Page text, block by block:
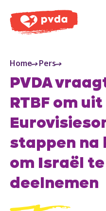
PVDA
Home Pers
PVDA
RTBF om uit
stappen na
om Israël
deelnemen